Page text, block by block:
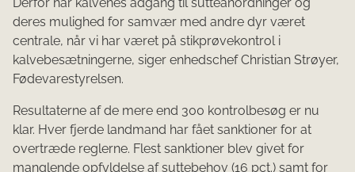
deres mulighed for samvær med andre dyr været
centrale, når vi har været på stikprøvekontrol i
kalvebesætningerne, siger enhedschef Christian Strøyer,
Fødevarestyrelsen.
Resultaterne af de mere end 300 kontrolbesøg er nu
klar. Hver fjerde landmand har fået sanktioner for at
overtræde reglerne. Flest sanktioner blev givet for
manglende opfyldelse af suttebehov (16 pct.) samt for